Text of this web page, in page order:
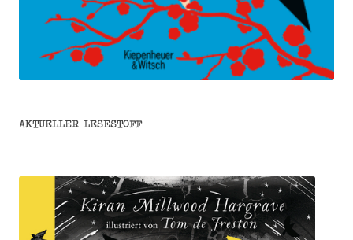
AKTUELLER LESESTOFF